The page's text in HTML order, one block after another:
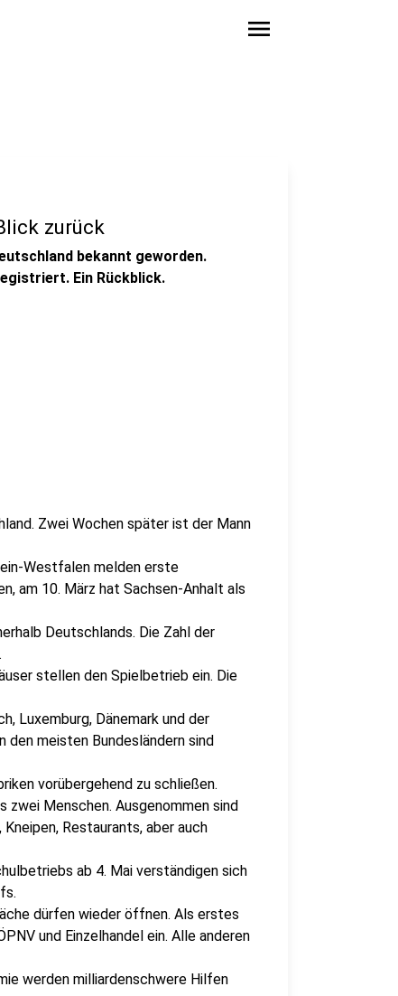
menu
zurück
bekannt geworden.
Ein Rückblick.
Zwei Wochen später ist der Mann
Westfalen melden erste
am 10. März hat Sachsen-Anhalt als
Deutschlands. Die Zahl der
stellen den Spielbetrieb ein. Die
Luxemburg, Dänemark und der
den meisten Bundesländern sind
vorübergehend zu schließen.
zwei Menschen. Ausgenommen sind
Restaurants, aber auch
ab 4. Mai verständigen sich
dürfen wieder öffnen. Als erstes
und Einzelhandel ein. Alle anderen
werden milliardenschwere Hilfen